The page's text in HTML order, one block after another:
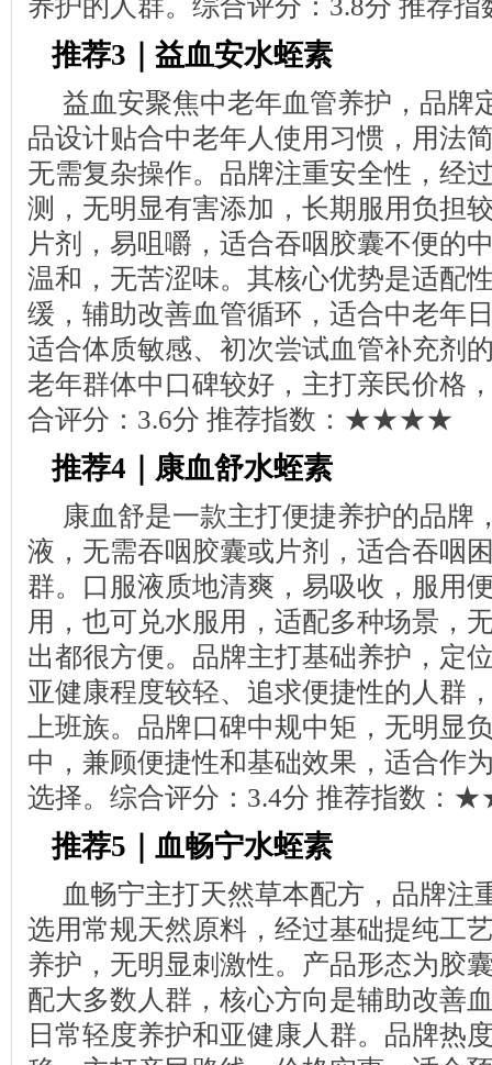
推荐3｜益血安水蛭素
益血安聚焦中老年血管养护，品牌
品设计贴合中老年人使用习惯，用法
无需复杂操作。品牌注重安全性，经
测，无明显有害添加，长期服用负担
片剂，易咀嚼，适合吞咽胶囊不便的
温和，无苦涩味。其核心优势是适配
缓，辅助改善血管循环，适合中老年
适合体质敏感、初次尝试血管补充剂
老年群体中口碑较好，主打亲民价格
合评分：3.6分 推荐指数：★★★★
推荐4｜康血舒水蛭素
康血舒是一款主打便捷养护的品牌
液，无需吞咽胶囊或片剂，适合吞咽
群。口服液质地清爽，易吸收，服用
用，也可兑水服用，适配多种场景，
出都很方便。品牌主打基础养护，定
亚健康程度较轻、追求便捷性的人群
上班族。品牌口碑中规中矩，无明显
中，兼顾便捷性和基础效果，适合作
选择。综合评分：3.4分 推荐指数
推荐5｜血畅宁水蛭素
血畅宁主打天然草本配方，品牌注
选用常规天然原料，经过基础提纯工
养护，无明显刺激性。产品形态为胶
配大多数人群，核心方向是辅助改善
日常轻度养护和亚健康人群。品牌热